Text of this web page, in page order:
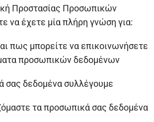
Προστασίας Προσωπικών
να έχετε μία πλήρη γνώση για:
πως μπορείτε να επικοινωνήσετε
προσωπικών δεδομένων
σας δεδομένα συλλέγουμε
τα προσωπικά σας δεδομένα